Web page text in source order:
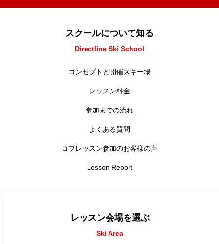
スクールについて知る
Directline Ski School
コンセプトと開催スキー場
レッスン料金
参加までの流れ
よくある質問
コブレッスン参加のお客様の声
Lesson Report
レッスン会場を選ぶ
Ski Area